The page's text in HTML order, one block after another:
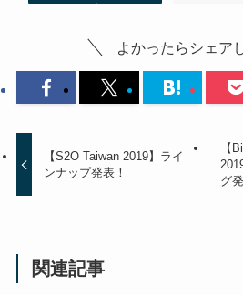
よかったらシェア
【S2O Taiwan 2019】ライ
ンナップ発表！
【
グ
関連記事